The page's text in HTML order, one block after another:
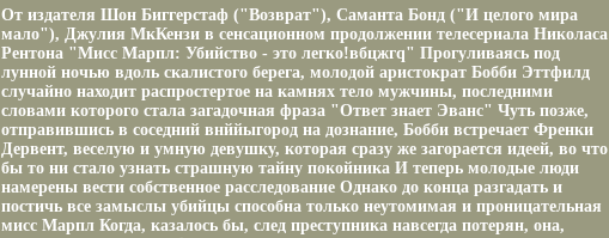
От издателя Шон Биггерстаф ("Возврат"), Саманта Бонд ("И целого мира
мало"), Джулия МкКензи в сенсационном продолжении телесериала Николаса
Рентона "Мисс Марпл: Убийство - это легко!вбцжгq" Прогуливаясь под
лунной ночью вдоль скалистого берега, молодой аристократ Бобби Эттфилд
случайно находит распростертое на камнях тело мужчины, последними
словами которого стала загадочная фраза "Ответ знает Эванс" Чуть позже,
отправившись в соседний внййыгород на дознание, Бобби встречает Френки
Дервент, веселую и умную девушку, которая сразу же загорается идеей, во что
бы то ни стало узнать страшную тайну покойника И теперь молодые люди
намерены вести собственное расследование Однако до конца разгадать и
постичь все замыслы убийцы способна только неутомимая и проницательная
мисс Марпл Когда, казалось бы, след преступника навсегда потерян, она,